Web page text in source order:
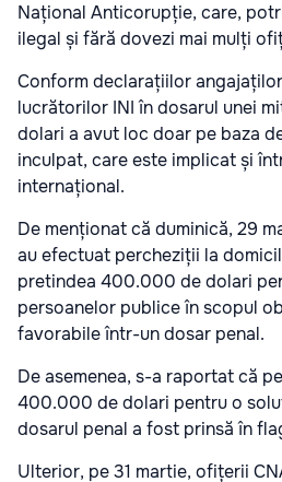
Național Anticorupție, care,
ilegal și fără dovezi mai mulți
Conform declarațiilor
lucrătorilor INI în dosarul unei
dolari a avut loc doar pe baza
inculpat, care este implicat și
internațional.
De menționat că duminică, 29
au efectuat percheziții la
pretindea 400.000 de dolari
persoanelor publice în scopul
favorabile într-un dosar penal.
De asemenea, s-a raportat că
400.000 de dolari pentru o
dosarul penal a fost prinsă în
Ulterior, pe 31 martie, ofițerii